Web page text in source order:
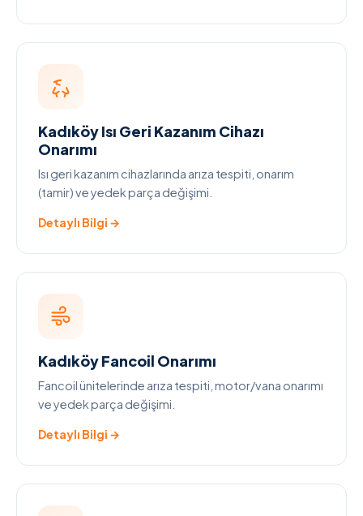
Kadıköy Isı Geri Kazanım Cihazı
Onarımı
Isı geri kazanım cihazlarında arıza tespiti, onarım
(tamir) ve yedek parça değişimi.
Detaylı Bilgi →
Kadıköy Fancoil Onarımı
Fancoil ünitelerinde arıza tespiti, motor/vana onarımı
ve yedek parça değişimi.
Detaylı Bilgi →